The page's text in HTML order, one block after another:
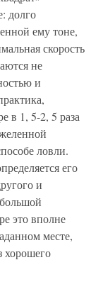
долго
ему тоне,
скорость
не
и
в 1, 5-2, 5 раза
ловли.
его
и
это вполне
месте,
хорошего